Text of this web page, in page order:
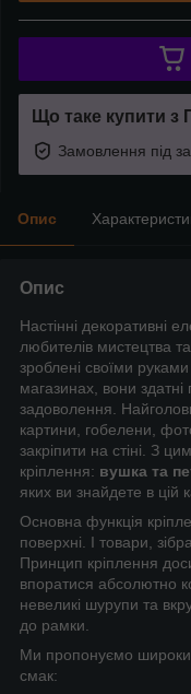
Що таке купити з
Замовлення під
Опис
Опис
Настінні декоративні
любителів мистецтва
зроблені своїми
магазинах, вони
задоволення.
картини, гобелени,
закріпити на стіні. З
кріплення: вушка та
яких ви знайдете в цій
Основна функція
поверхні. І товари,
Принцип кріплення
впоратися абсолютно
невеликі шурупи та
до рамки.
Ми пропонуємо
смак: